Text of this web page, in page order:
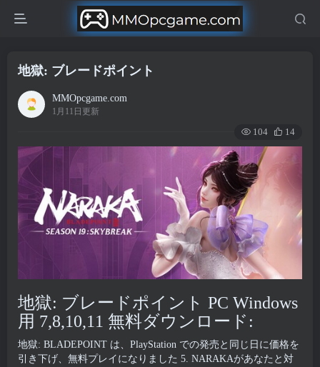
地獄: ブレードポイント
MMOpcgame.com
1月11日更新
104 14
地獄: ブレードポイント PC Windows
用 7,8,10,11 無料ダウンロード:
地獄: BLADEPOINT は、PlayStation での発売と同じ日に価格を
引き下げ、無料プレイになりました 5. NARAKAがあなたと対